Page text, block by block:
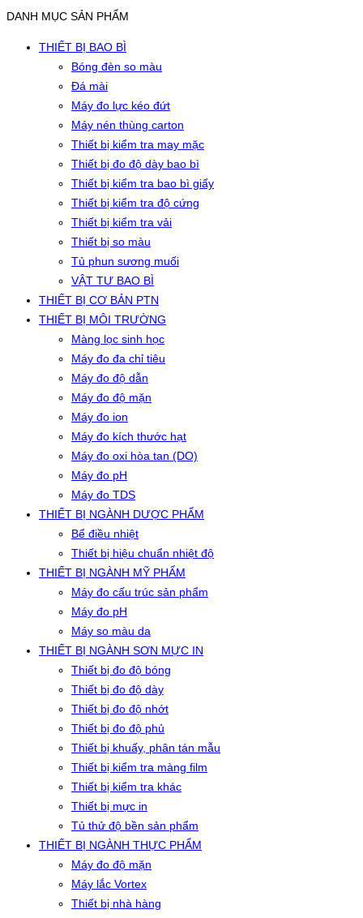
DANH MỤC SẢN PHẨM
THIẾT BỊ BAO BÌ
Bóng đèn so màu
Đá mài
Máy đo lực kéo đứt
Máy nén thùng carton
Thiết bị kiểm tra may mặc
Thiết bị đo độ dày bao bì
Thiết bị kiểm tra bao bì giấy
Thiết bị kiểm tra độ cứng
Thiết bị kiểm tra vải
Thiết bị so màu
Tủ phun sương muối
VẬT TƯ BAO BÌ
THIẾT BỊ CƠ BẢN PTN
THIẾT BỊ MÔI TRƯỜNG
Màng lọc sinh học
Máy đo đa chỉ tiêu
Máy đo độ dẫn
Máy đo độ mặn
Máy đo ion
Máy đo kích thước hạt
Máy đo oxi hòa tan (DO)
Máy đo pH
Máy đo TDS
THIẾT BỊ NGÀNH DƯỢC PHẨM
Bể điều nhiệt
Thiết bị hiệu chuẩn nhiệt độ
THIẾT BỊ NGÀNH MỸ PHẨM
Máy đo cấu trúc sản phẩm
Máy đo pH
Máy so màu da
THIẾT BỊ NGÀNH SƠN MỰC IN
Thiết bị đo độ bóng
Thiết bị đo độ dày
Thiết bị đo độ nhớt
Thiết bị đo độ phủ
Thiết bị khuấy, phân tán mẫu
Thiết bị kiểm tra màng film
Thiết bị kiểm tra khác
Thiết bị mực in
Tủ thử độ bền sản phẩm
THIẾT BỊ NGÀNH THỰC PHẨM
Máy đo độ mặn
Máy lắc Vortex
Thiết bị nhà hàng